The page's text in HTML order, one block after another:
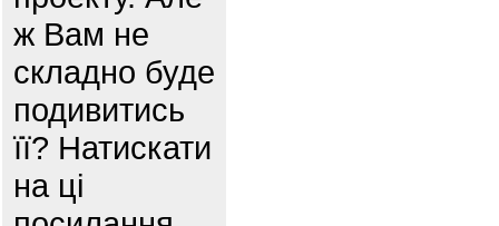
ж Вам не
складно буде
подивитись
її? Натискати
на ці